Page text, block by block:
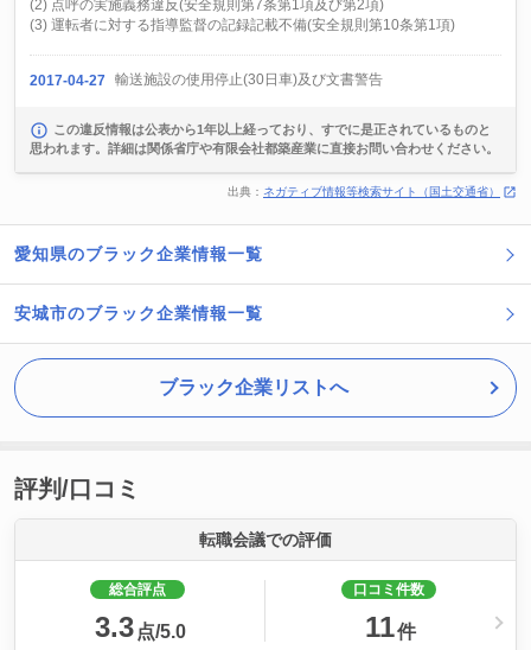
(2) 点呼の実施義務違反(安全規則第7条第1項及び第2項)
(3) 運転者に対する指導監督の記録記載不備(安全規則第10条第1項)
2017-04-27 輸送施設の使用停止(30日車)及び文書警告
この違反情報は公表から1年以上経っており、すでに是正されているものと
思われます。詳細は関係省庁や有限会社都築産業に直接お問い合わせください。
出典： ネガティブ情報等検索サイト（国土交通省）
愛知県のブラック企業情報一覧
安城市のブラック企業情報一覧
ブラック企業リストへ
評判/口コミ
転職会議での評価
総合評点
3.3 点/5.0
口コミ件数
11件